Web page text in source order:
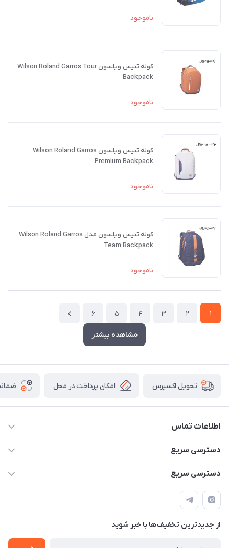
ناموجود
کوله تنیس ویلسون Wilson Roland Garros Tour
Backpack
ناموجود
کوله تنیس ویلسون Wilson Roland Garros
Premium Backpack
ناموجود
کوله تنیس ویلسون مدل Wilson Roland Garros
Team Backpack
ناموجود
1
2
3
4
5
6
مشاهده بیشتر
تحویل اکسپرس امکان پرداخت در محل
اطلاعات تماس
۰۹۳۵۶۰۴۰۳۶۵
سیمای ورزش
دسترسی سریع
اسکیت فلایینگ ایگل
اسکیت دخترانه
دسترسی سریع
اسکوتر برقی دخترانه
اسکیت روسز
اسکوتر
از جدید‌ترین تخفیف‌ها با‌ خبر شوید